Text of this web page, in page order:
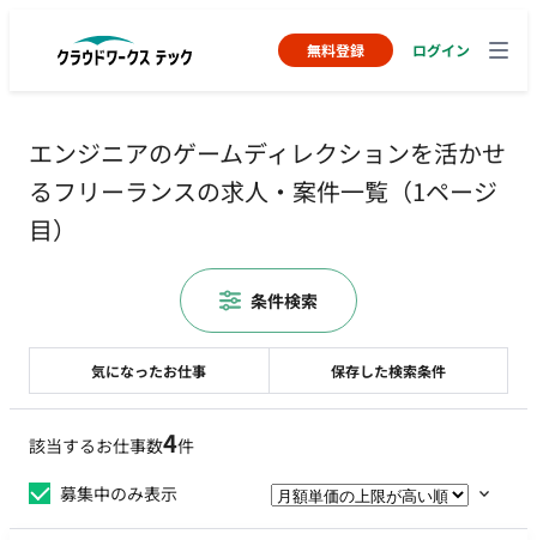
無料登録 ログイン
エンジニアのゲームディレクションを活かせ
るフリーランスの求人・案件一覧（1ページ
目）
該当するお仕事数4件
募集中のみ表示
気になったお仕事 保存した検索条件
条件検索